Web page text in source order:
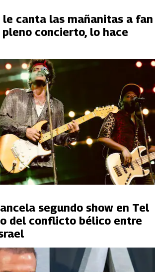
le canta las mañanitas a fan
concierto, lo hace
segundo show en Tel
del conflicto bélico entre